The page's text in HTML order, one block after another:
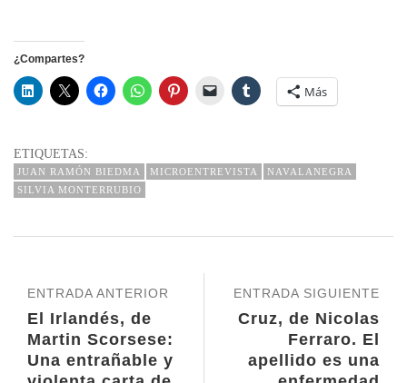
¿Compartes?
Más
ETIQUETAS:
JUAN RAMÓN BIEDMA MICROENTREVISTA
NAVALANEGRA
SILVIA MONTERRUBIO
ENTRADA SIGUIENTE
Cruz, de Nicolas
Ferraro. El
apellido es una
ENTRADA ANTERIOR
El Irlandés, de
Martin Scorsese:
Una entrañable y